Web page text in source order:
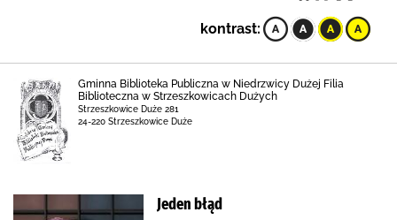
kontrast:
Gminna Biblioteka Publiczna w Niedrzwicy Dużej Filia
Biblioteczna w Strzeszkowicach Dużych
Strzeszkowice Duże 281
24-220 Strzeszkowice Duże
Jeden błąd